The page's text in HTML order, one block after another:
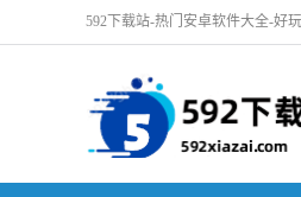
592下载站-热门安卓软件大全-好